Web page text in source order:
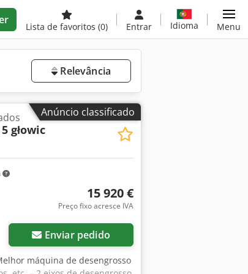
Lista de favoritos (0) Entrar Idioma Menu
Relevância
Anúncio classificado
głowic
15 920 €
Preço fixo acresce IVA
Enviar pedido
máquina de desengrosso